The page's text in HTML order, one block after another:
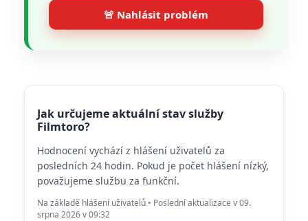
🚨 Nahlásit problém
Jak určujeme aktuální stav služby
Filmtoro?
Hodnocení vychází z hlášení uživatelů za
posledních 24 hodin. Pokud je počet hlášení nízký,
považujeme službu za funkční.
Na základě hlášení uživatelů • Poslední aktualizace v 09.
srpna 2026 v 09:32